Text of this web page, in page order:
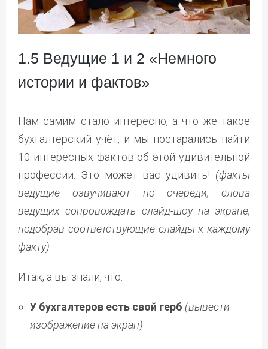
1.5 Ведущие 1 и 2 «Немного
истории и фактов»
Нам самим стало интересно, а что же такое
бухгалтерский учёт, и мы постарались найти
10 интересных фактов об этой удивительной
профессии. Это может вас удивить! (факты
ведущие озвучивают по очереди, слова
ведущих сопровождать слайд-шоу на экране,
подобрав соответствующие слайды к каждому
факту)
Итак, а вы знали, что:
У бухгалтеров есть свой герб (вывести
изображение на экран)